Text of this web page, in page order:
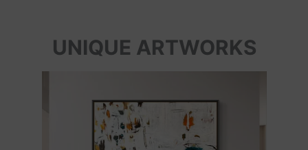
UNIQUE ARTWORKS